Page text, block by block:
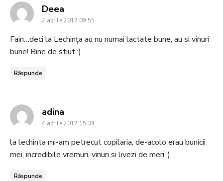
Deea
2 aprilie 2012 09:55
Fain…deci la Lechința au nu numai lactate bune, au si vinuri
bune! Bine de stiut :)
Răspunde
adina
4 aprilie 2012 15:34
la lechinta mi-am petrecut copilaria, de-acolo erau bunicii
mei, incredibile vremuri, vinuri si livezi de meri :)
Răspunde